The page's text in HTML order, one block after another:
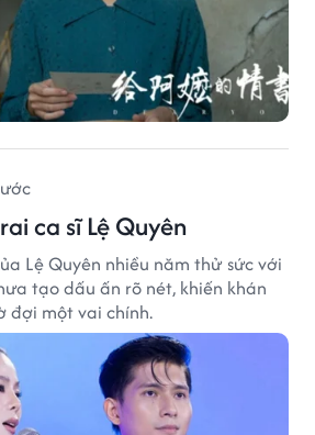
ca sĩ Lệ Quyên
Lệ Quyên nhiều năm thử sức với
tạo dấu ấn rõ nét, khiến khán
đợi một vai chính.